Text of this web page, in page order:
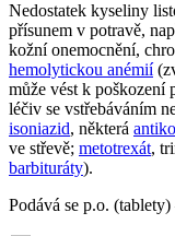
Nedostatek kyseliny
přísunem v potravě,
kožní onemocnění,
hemolytickou anémií
může vést k poškození
léčiv se vstřebáváním
isoniazid, některá
ve střevě; metotrexát,
barbituráty).
Podává se p.o.